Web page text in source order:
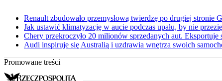
Renault zbudowało przemysłową twierdzę po drugiej stronie
Jak ustawić klimatyzację w aucie podczas upału, by nie
Chery przekroczyło 20 milionów sprzedanych aut. Eksportuje
Audi inspiruje się Australią i uzdrawia wnętrza swoich
Promowane treści